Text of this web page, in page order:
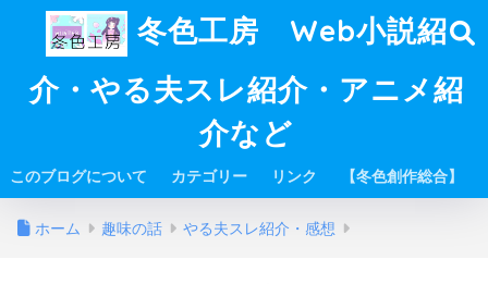
冬色工房 Web小説紹
介・やる夫スレ紹介・アニメ紹
介など
このブログについて カテゴリー リンク 【冬色創作総合】
ホーム 趣味の話 やる夫スレ紹介・感想